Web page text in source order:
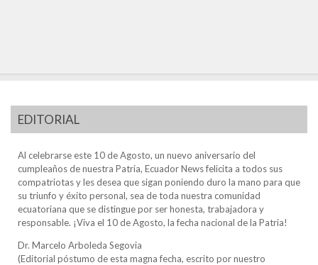
EDITORIAL
Al celebrarse este 10 de Agosto, un nuevo aniversario del
cumpleaños de nuestra Patria, Ecuador News felicita a todos sus
compatriotas y les desea que sigan poniendo duro la mano para que
su triunfo y éxito personal, sea de toda nuestra comunidad
ecuatoriana que se distingue por ser honesta, trabajadora y
responsable. ¡Viva el 10 de Agosto, la fecha nacional de la Patria!
Dr. Marcelo Arboleda Segovia
(Editorial póstumo de esta magna fecha, escrito por nuestro